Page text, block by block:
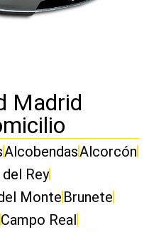
Madrid
AlcobendasAlcorcón
Rey
Monte Brunete
Campo Real